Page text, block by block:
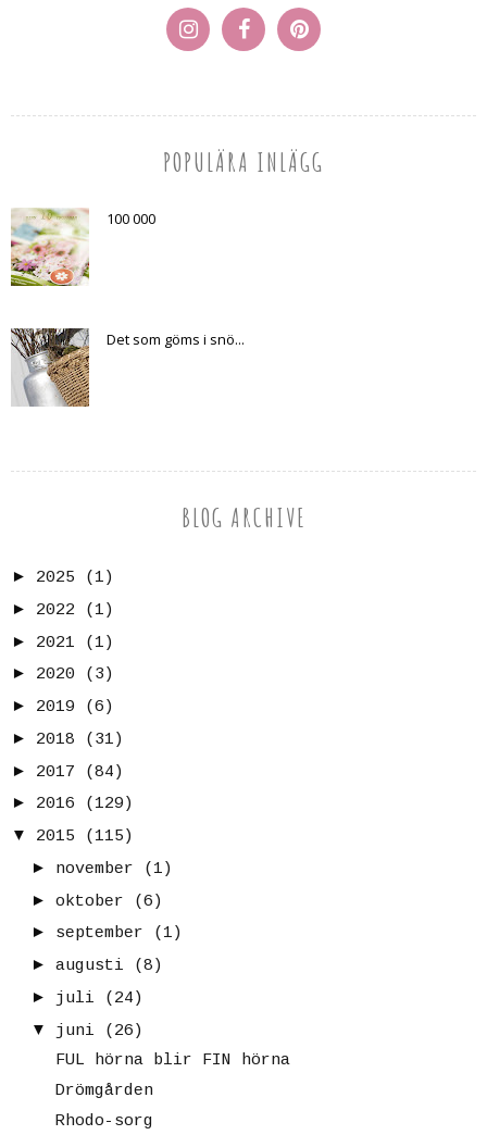
POPULÄRA INLÄGG
100 000
Det som göms i snö...
BLOG ARCHIVE
► 2025
(1)
► 2022
(1)
► 2021
(1)
► 2020
(3)
► 2019
(6)
► 2018
(31)
► 2017
(84)
► 2016
(129)
▼
2015
(115)
► november
(1)
► oktober
(6)
► september
(1)
► augusti
(8)
► juli
(24)
▼
juni
(26)
FUL hörna blir FIN hörna
Drömgården
Rhodo-sorg